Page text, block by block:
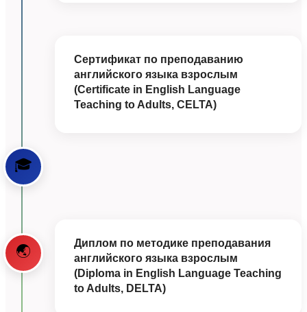
Сертификат по преподаванию
английского языка взрослым
(Certificate in English Language
Teaching to Adults, CELTA)
🎓
🌏
Диплом по методике преподавания
английского языка взрослым
(Diploma in English Language Teaching
to Adults, DELTA)